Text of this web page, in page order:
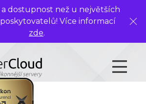
a dostupnost než u největších
Více informací
zde.